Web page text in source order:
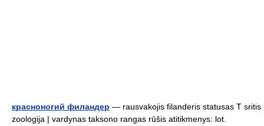
красноногий филандер — rausvakojis filanderis statusas T sritis
zoologija | vardynas taksono rangas rūšis atitikmenys: lot.